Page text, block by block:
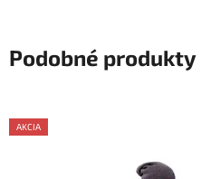
Podobné produkty
AKCIA